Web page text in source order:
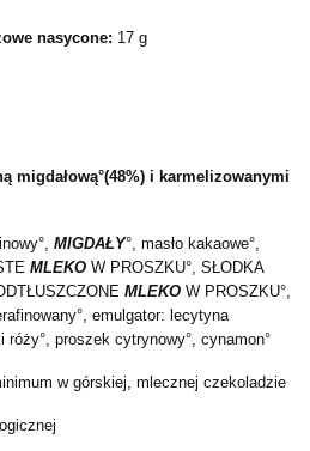
nasycone: 17 g
migdałową°(48%) i karmelizowanymi
MIGDAŁY°, masło kakaowe°,
MLEKO W PROSZKU°, SŁODKA
MLEKO W PROSZKU°,
emulgator: lecytyna
róży°, proszek cytrynowy°, cynamon°
w górskiej, mlecznej czekoladzie